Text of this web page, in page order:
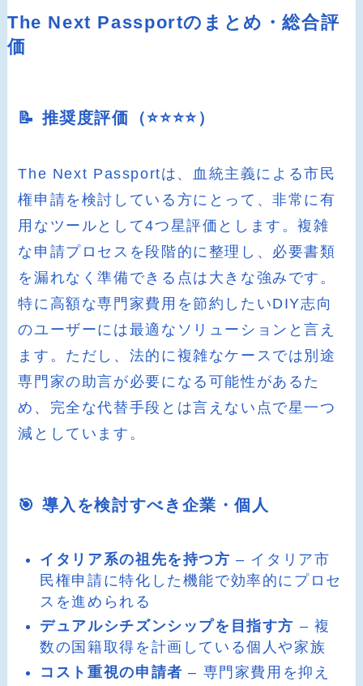
The Next Passportのまとめ・総合評
価
📝 推奨度評価（⭐️⭐️⭐️⭐️）
The Next Passportは、血統主義による市民
権申請を検討している方にとって、非常に有
用なツールとして4つ星評価とします。複雑
な申請プロセスを段階的に整理し、必要書類
を漏れなく準備できる点は大きな強みです。
特に高額な専門家費用を節約したいDIY志向
のユーザーには最適なソリューションと言え
ます。ただし、法的に複雑なケースでは別途
専門家の助言が必要になる可能性があるた
め、完全な代替手段とは言えない点で星一つ
減としています。
🎯 導入を検討すべき企業・個人
イタリア系の祖先を持つ方 – イタリア市
民権申請に特化した機能で効率的にプロセ
スを進められる
デュアルシチズンシップを目指す方 – 複
数の国籍取得を計画している個人や家族
コスト重視の申請者 – 専門家費用を抑え